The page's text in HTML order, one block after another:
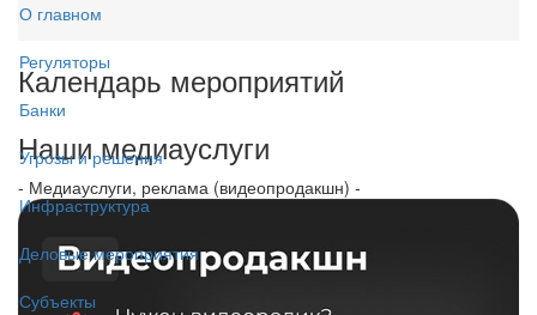
О главном
Регуляторы
Банки
Угрозы и решения
Инфраструктура
Деловые мероприятия
Субъекты
Календарь мероприятий
Наши медиауслуги
- Медиауслуги, реклама (видеопродакшн) -